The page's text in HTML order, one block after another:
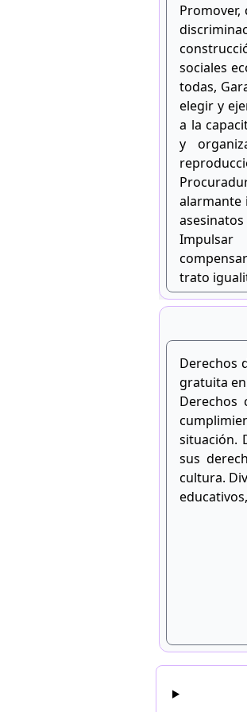
sociales
todas,
elegir y
a la
y
alarmante
trato
Derechos
gratuita
Derechos
situación.
sus
cultura.